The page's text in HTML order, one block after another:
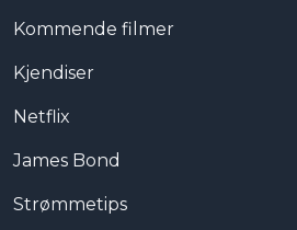
Kommende filmer
Kjendiser
Netflix
James Bond
Strømmetips